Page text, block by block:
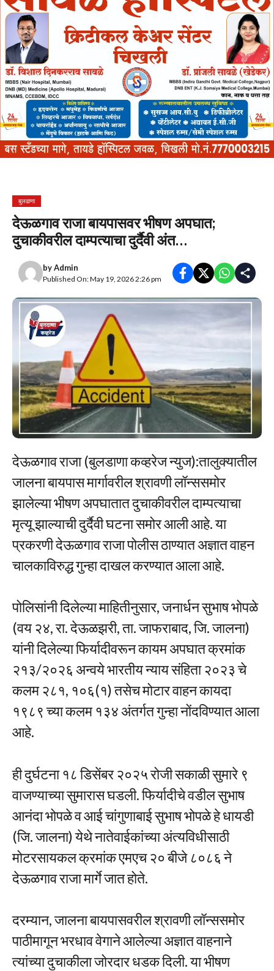
बुलढाणा
देऊळगाव राजा बायपासवर भीषण अपघात;
दुचाकीवरील दाम्पत्याचा दुर्दैवी अंत…
byAdmin
Published On: May 19, 2026 2:26 pm
देऊळगाव राजा (बुलडाणा कव्हरेज न्युज):तालुक्यातील
जालना बायपास मार्गावरील श्रावणी लॉन्ससमोर
झालेल्या भीषण अपघातात दुचाकीवरील दाम्पत्याचा
मृत्यू झाल्याची दुर्दैवी घटना समोर आली आहे. या
प्रकरणी देऊळगाव राजा पोलीस ठाण्यात अज्ञात वाहन
चालकाविरुद्ध गुन्हा दाखल करण्यात आला आहे.
पोलिसांनी दिलेल्या माहितीनुसार, जनार्धन सुभाष भोपळे
(वय २४, रा. देऊळझरी, ता. जाफराबाद, जि. जालना)
यांनी दिलेल्या फिर्यादीवरून कायम अपघात क्रमांक
२१३/२०२६ अन्वये भारतीय न्याय संहिता २०२३ चे
कलम २८१, १०६(१) तसेच मोटार वाहन कायदा
१९८९ च्या कलम १३४ अंतर्गत गुन्हा नोंदविण्यात आला
आहे.
ही दुर्घटना १८ डिसेंबर २०२५ रोजी सकाळी सुमारे ९
वाजण्याच्या सुमारास घडली. फिर्यादीचे वडील सुभाष
आनंदा भोपळे व आई चांगुणाबाई सुभाष भोपळे हे धायडी
(जि. जालना) येथे नातेवाईकांच्या अंत्यविधीसाठी
मोटरसायकल क्रमांक एमएच २० बीजे ८०८६ ने
देऊळगाव राजा मार्गे जात होते.
दरम्यान, जालना बायपासवरील श्रावणी लॉन्ससमोर
पाठीमागून भरधाव वेगाने आलेल्या अज्ञात वाहनाने
त्यांच्या दुचाकीला जोरदार धडक दिली. या भीषण